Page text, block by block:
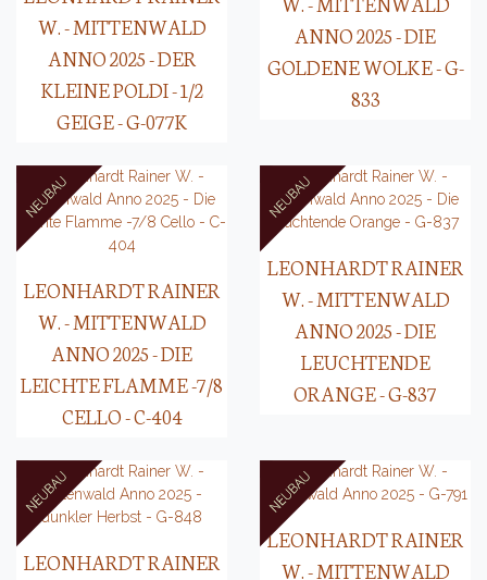
W. - MITTENWALD
ANNO 2025 - DER
KLEINE POLDI - 1/2
GEIGE - G-077K
ANNO 2025 - DIE
GOLDENE WOLKE - G-
833
LEONHARDT RAINER
W. - MITTENWALD
ANNO 2025 - DIE
LEICHTE FLAMME -7/8
CELLO - C-404
LEONHARDT RAINER
W. - MITTENWALD
ANNO 2025 - DIE
LEUCHTENDE
ORANGE - G-837
LEONHARDT RAINER
LEONHARDT RAINER
W. - MITTENWALD